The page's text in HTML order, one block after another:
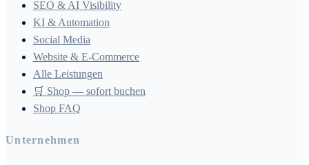
SEO & AI Visibility
KI & Automation
Social Media
Website & E-Commerce
Alle Leistungen
🛒 Shop — sofort buchen
Shop FAQ
Unternehmen